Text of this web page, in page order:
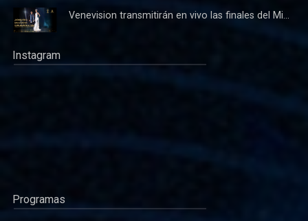
Venevision transmitirán en vivo las finales del Mi...
Instagram
Programas